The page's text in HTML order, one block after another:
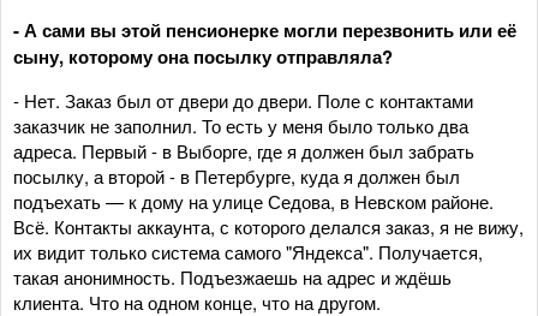
- А сами вы этой пенсионерке могли перезвонить или её
сыну, которому она посылку отправляла?
- Нет. Заказ был от двери до двери. Поле с контактами
заказчик не заполнил. То есть у меня было только два
адреса. Первый - в Выборге, где я должен был забрать
посылку, а второй - в Петербурге, куда я должен был
подъехать — к дому на улице Седова, в Невском районе.
Всё. Контакты аккаунта, с которого делался заказ, я не вижу,
их видит только система самого "Яндекса". Получается,
такая анонимность. Подъезжаешь на адрес и ждёшь
клиента. Что на одном конце, что на другом.